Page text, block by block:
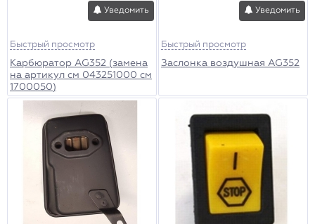
Уведомить
Быстрый просмотр
Карбюратор AG352 (замена
на артикул см 043251000 см
1700050)
Уведомить
Быстрый просмотр
Заслонка воздушная AG352